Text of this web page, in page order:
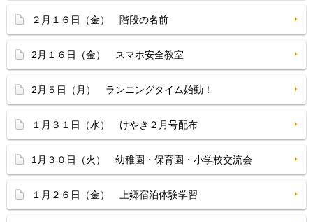
２月１６日（金） 階段の名前
2月１６日（金） スマホ安全教室
2月５日（月） ランニングタイム始動！
１月３１日（水） けやき２月号配布
1月３０日（火） 幼稚園・保育園・小学校交流会
１月２６日（金） 上郷宿泊体験学習